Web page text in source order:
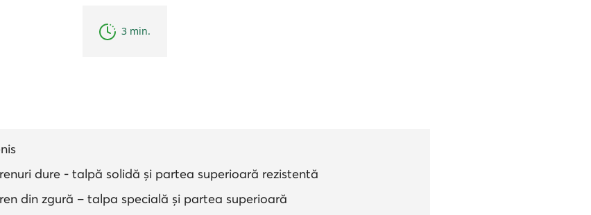
3 min.
dure - talpă solidă și partea superioară rezistentă
din zgură – talpa specială și partea superioară